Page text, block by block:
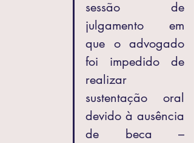
sessão de
julgamento em
que o advogado
foi impedido de
realizar
sustentação oral
devido à ausência
de beca –